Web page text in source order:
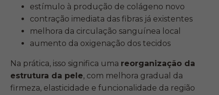
estímulo à produção de colágeno novo
contração imediata das fibras já existentes
melhora da circulação sanguínea local
aumento da oxigenação dos tecidos
Na prática, isso significa uma reorganização da
estrutura da pele, com melhora gradual da
firmeza, elasticidade e funcionalidade da região